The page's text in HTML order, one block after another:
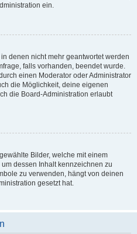
ein.
denen nicht mehr geantwortet werden
falls vorhanden, beendet wurde.
einen Moderator oder Administrator
die Möglichkeit, deine eigenen
die Board-Administration erlaubt
Bilder, welche mit einem
dessen Inhalt kennzeichnen zu
zu verwenden, hängt von deinen
gesetzt hat.